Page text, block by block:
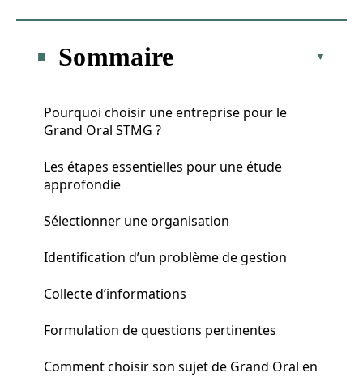
Sommaire
Pourquoi choisir une entreprise pour le
Grand Oral STMG ?
Les étapes essentielles pour une étude
approfondie
Sélectionner une organisation
Identification d’un problème de gestion
Collecte d’informations
Formulation de questions pertinentes
Comment choisir son sujet de Grand Oral en